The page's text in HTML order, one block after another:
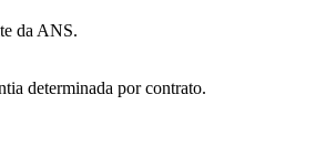
da ANS.
determinada por contrato.